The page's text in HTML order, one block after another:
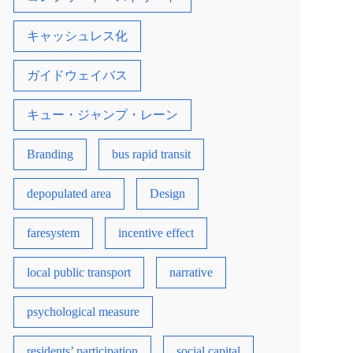
キャッシュレス化
ガイドウェイバス
キュー・ジャンプ・レーン
Branding bus rapid transit
depopulated area Design
faresystem incentive effect
local public transport narrative
psychological measure